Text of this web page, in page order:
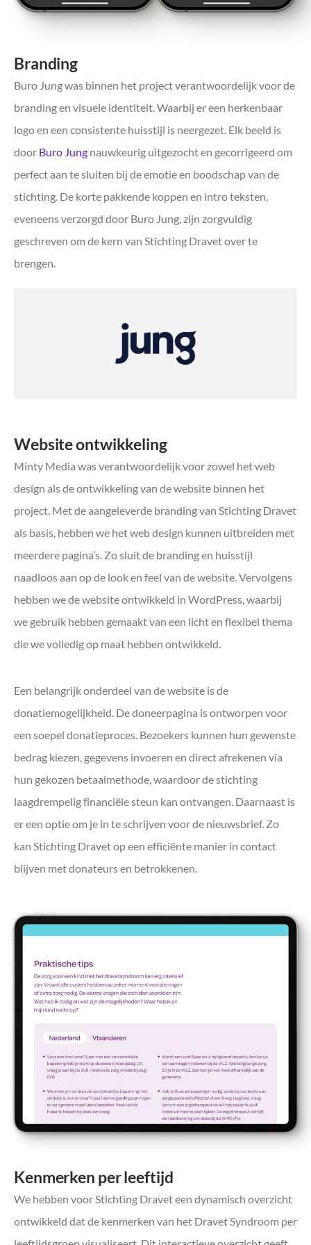
Branding
Buro Jung was binnen het project verantwoordelijk voor de
branding en visuele identiteit. Waarbij er een herkenbaar
logo en een consistente huisstijl is neergezet. Elk beeld is
door Buro Jung nauwkeurig uitgezocht en gecorrigeerd om
perfect aan te sluiten bij de emotie en boodschap van de
stichting. De korte pakkende koppen en intro teksten,
eveneens verzorgd door Buro Jung, zijn zorgvuldig
geschreven om de kern van Stichting Dravet over te
brengen.
Website ontwikkeling
Minty Media was verantwoordelijk voor zowel het web
design als de ontwikkeling van de website binnen het
project. Met de aangeleverde branding van Stichting Dravet
als basis, hebben we het web design kunnen uitbreiden met
meerdere pagina’s. Zo sluit de branding en huisstijl
naadloos aan op de look en feel van de website. Vervolgens
hebben we de website ontwikkeld in WordPress, waarbij
we gebruik hebben gemaakt van een licht en flexibel thema
die we volledig op maat hebben ontwikkeld.
Een belangrijk onderdeel van de website is de
donatiemogelijkheid. De doneerpagina is ontworpen voor
een soepel donatieproces. Bezoekers kunnen hun gewenste
bedrag kiezen, gegevens invoeren en direct afrekenen via
hun gekozen betaalmethode, waardoor de stichting
laagdrempelig financiële steun kan ontvangen. Daarnaast is
er een optie om je in te schrijven voor de nieuwsbrief. Zo
kan Stichting Dravet op een efficiënte manier in contact
blijven met donateurs en betrokkenen.
Kenmerken per leeftijd
We hebben voor Stichting Dravet een dynamisch overzicht
ontwikkeld dat de kenmerken van het Dravet Syndroom per